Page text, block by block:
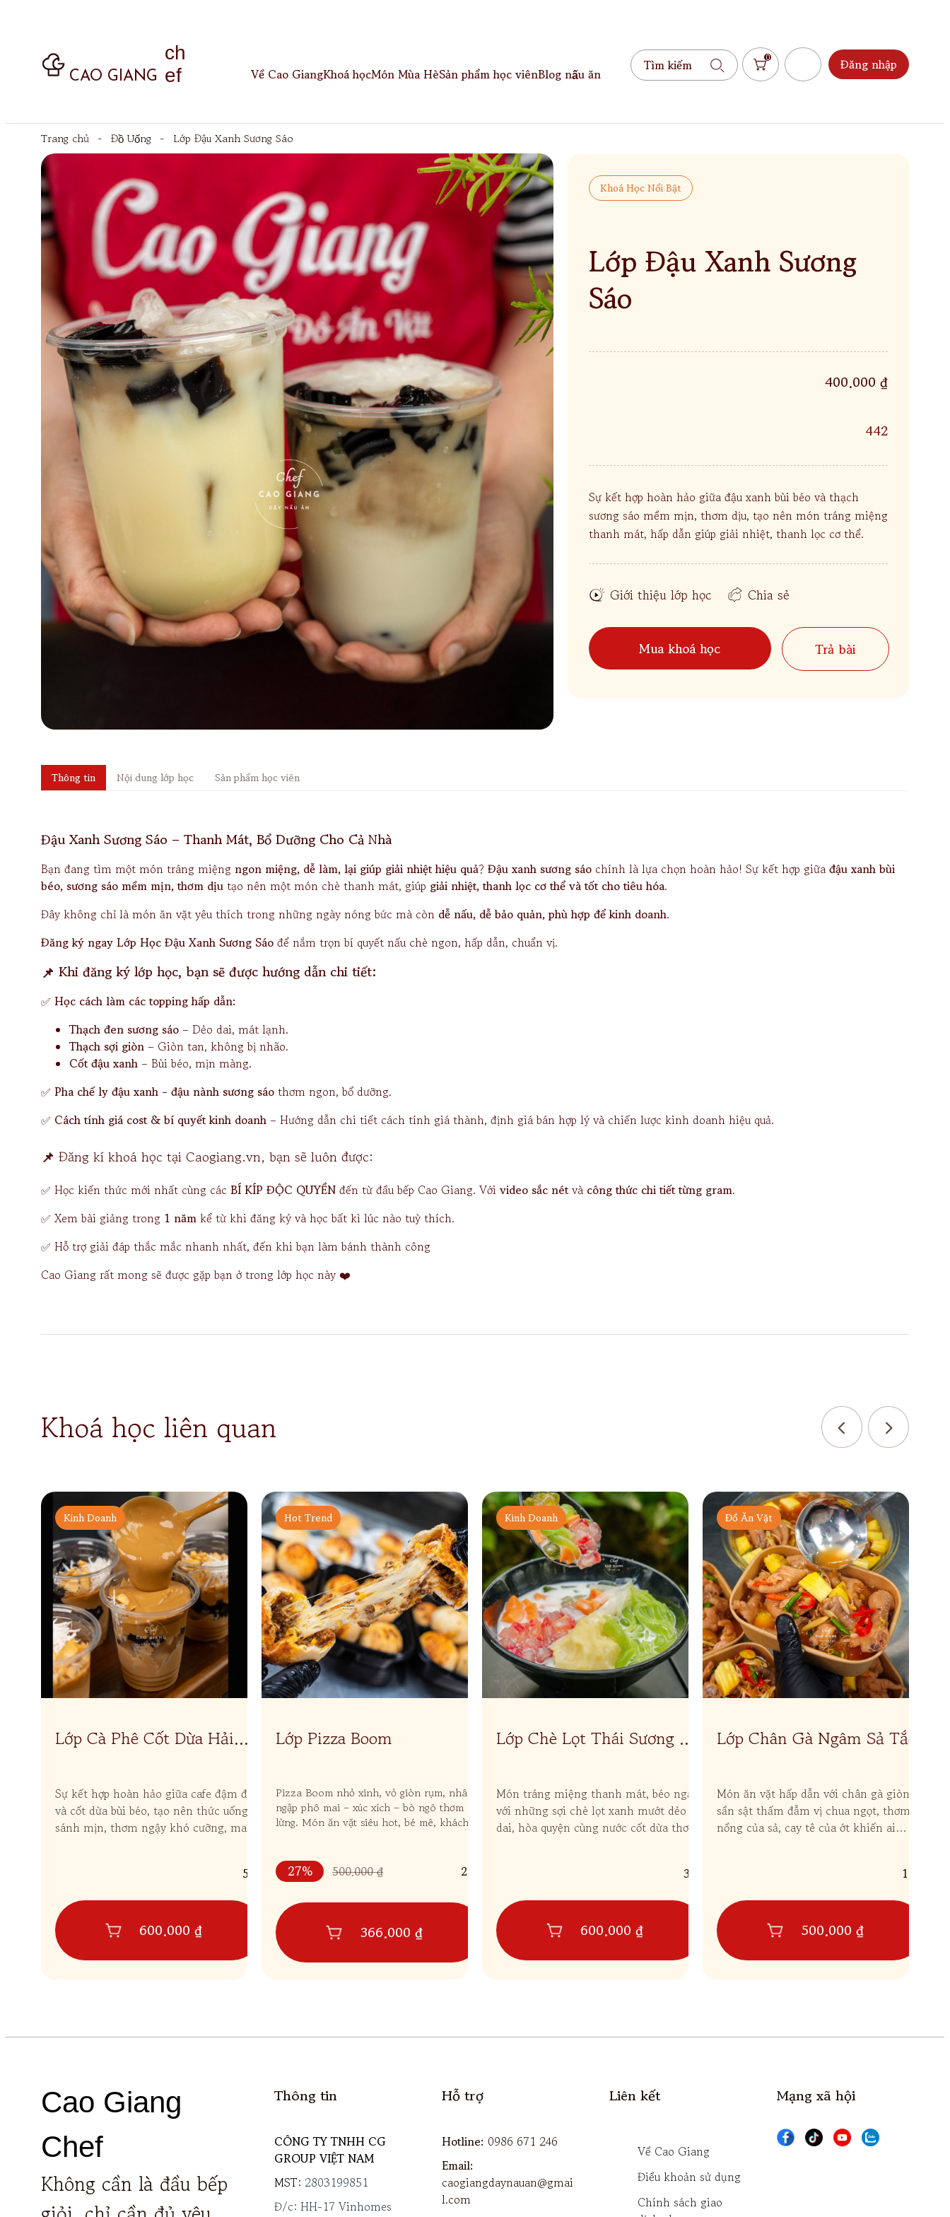
CAO GIANG
ch
ef
Về Cao GiangKhoá họcMón Mùa HèSản phẩm học viênBlog nấu ăn
0 Đăng nhập
Trang chủ - Đồ Uống - Lớp Đậu Xanh Sương Sáo
Khoá Học Nổi Bật
Lớp Đậu Xanh Sương
Sáo
Sự kết hợp hoàn hảo giữa đậu xanh bùi béo và thạch
sương sáo mềm mịn, thơm dịu, tạo nên món tráng miệng
thanh mát, hấp dẫn giúp giải nhiệt, thanh lọc cơ thể.
Giới thiệu lớp học Chia sẻ
Mua khoá học Trả bài
400.000 ₫
442
Thông tin Nội dung lớp học Sản phẩm học viên
Đậu Xanh Sương Sáo – Thanh Mát, Bổ Dưỡng Cho Cả Nhà
Bạn đang tìm một món tráng miệng ngon miệng, dễ làm, lại giúp giải nhiệt hiệu quả? Đậu xanh sương sáo chính là lựa chọn hoàn hảo! Sự kết hợp giữađậu xanh bùi
béo, sương sáo mềm mịn, thơm dịu tạo nên một món chè thanh mát, giúp giải nhiệt, thanh lọc cơ thể và tốt cho tiêu hóa.
Đây không chỉ là món ăn vặt yêu thích trong những ngày nóng bức mà còn dễ nấu, dễ bảo quản, phù hợp để kinh doanh.
Đăng ký ngay Lớp Học Đậu Xanh Sương Sáo để nắm trọn bí quyết nấu chè ngon, hấp dẫn, chuẩn vị.
📌 Khi đăng ký lớp học, bạn sẽ được hướng dẫn chi tiết:
✅ Học cách làm các topping hấp dẫn:
Thạch đen sương sáo – Dẻo dai, mát lạnh.
Thạch sợi giòn – Giòn tan, không bị nhão.
Cốt đậu xanh – Bùi béo, mịn màng.
✅ Pha chế ly đậu xanh - đậu nành sương sáo thơm ngon, bổ dưỡng.
✅ Cách tính giá cost & bí quyết kinh doanh – Hướng dẫn chi tiết cách tính giá thành, định giá bán hợp lý và chiến lược kinh doanh hiệu quả.
📌 Đăng kí khoá học tại Caogiang.vn, bạn sẽ luôn được:
✅ Học kiến thức mới nhất cùng các BÍ KÍP ĐỘC QUYỀN đến từ đầu bếp Cao Giang. Với video sắc nétvà công thức chi tiết từng gram.
✅ Xem bài giảng trong 1 năm kể từ khi đăng ký và học bất kì lúc nào tuỳ thích.
✅ Hỗ trợ giải đáp thắc mắc nhanh nhất, đến khi bạn làm bánh thành công
Cao Giang rất mong sẽ được gặp bạn ở trong lớp học này ❤️
Khoá học liên quan
Kinh Doanh
Sự kết hợp hoàn hảo giữa cafe đậm đà
và cốt dừa bùi béo, tạo nên thức uống
sánh mịn, thơm ngậy khó cưỡng, mang
Lớp Cà Phê Cốt Dừa Hải
517
600.000 ₫
Hot Trend
Pizza Boom nhỏ xinh, vỏ giòn rụm, nhân
ngập phô mai – xúc xích – bò ngô thơm
lừng. Món ăn vặt siêu hot, bé mê, khách
Lớp Pizza Boom
27% 500.000 ₫ 2,1k
366.000 ₫
Kinh Doanh
Món tráng miệng thanh mát, béo ngậy,
với những sợi chè lọt xanh mướt dẻo
dai, hòa quyện cùng nước cốt dừa thơm
Lớp Chè Lọt Thái Sương Sa
397
600.000 ₫
Đồ Ăn Vặt
Món ăn vặt hấp dẫn với chân gà giòn
sần sật thấm đẫm vị chua ngọt, thơm
nồng của sả, cay tê của ớt khiến ai
Lớp Chân Gà Ngâm Sả Tắc
1,2k
500.000 ₫
Cao Giang
Chef
Không cần là đầu bếp
Liên kết
Về Cao Giang
Điều khoản sử dụng
Chính sách giao
Mạng xã hội
Email:
caogiangdaynauan@gmai
l.com
Hỗ trợ
Hotline: 0986 671 246
MST:2803199851
Thông tin
Đ/c: HH-17 Vinhomes
CÔNG TY TNHH CG
GROUP VIỆT NAM